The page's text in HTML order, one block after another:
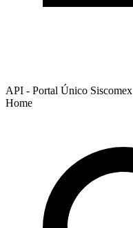
API - Portal Único Siscomex
Home